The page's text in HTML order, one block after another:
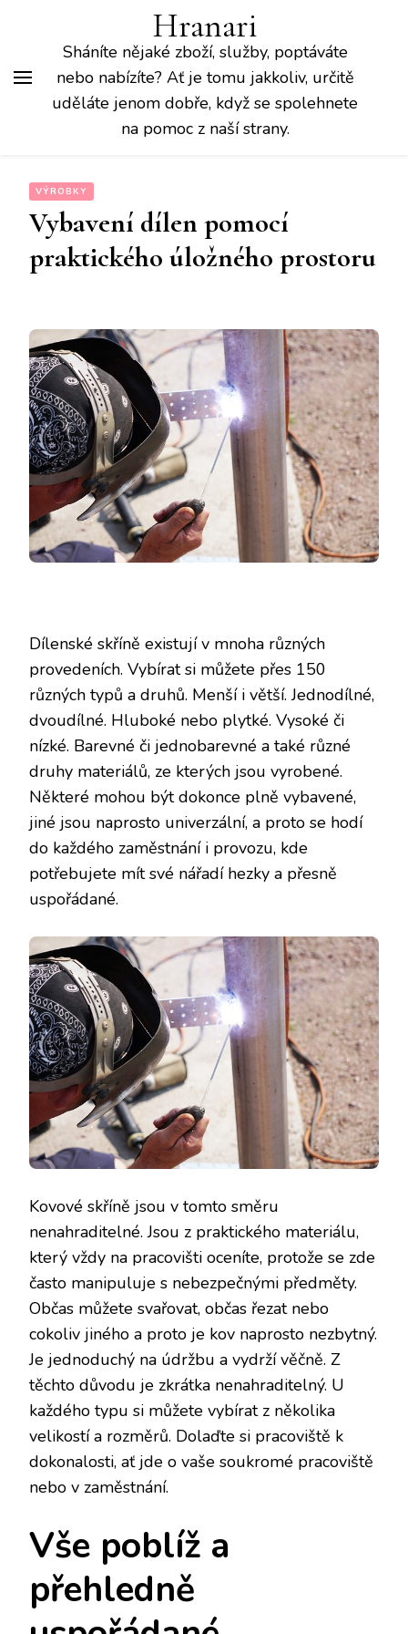
Hranari
Sháníte nějaké zboží, služby, poptáváte
nebo nabízíte? Ať je tomu jakkoliv, určitě
uděláte jenom dobře, když se spolehnete
na pomoc z naší strany.
VÝROBKY
Vybavení dílen pomocí
praktického úložného prostoru
Dílenské skříně existují v mnoha různých
provedeních. Vybírat si můžete přes 150
různých typů a druhů. Menší i větší. Jednodílné,
dvoudílné. Hluboké nebo plytké. Vysoké či
nízké. Barevné či jednobarevné a také různé
druhy materiálů, ze kterých jsou vyrobené.
Některé mohou být dokonce plně vybavené,
jiné jsou naprosto univerzální, a proto se hodí
do každého zaměstnání i provozu, kde
potřebujete mít své nářadí hezky a přesně
uspořádané.
Kovové skříně jsou v tomto směru
nenahraditelné. Jsou z praktického materiálu,
který vždy na pracovišti oceníte, protože se zde
často manipuluje s nebezpečnými předměty.
Občas můžete svařovat, občas řezat nebo
cokoliv jiného a proto je kov naprosto nezbytný.
Je jednoduchý na údržbu a vydrží věčně. Z
těchto důvodu je zkrátka nenahraditelný. U
každého typu si můžete vybírat z několika
velikostí a rozměrů. Dolaďte si pracoviště k
dokonalosti, ať jde o vaše soukromé pracoviště
nebo v zaměstnání.
Vše poblíž a
přehledně